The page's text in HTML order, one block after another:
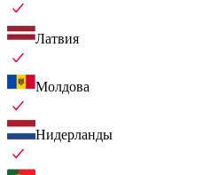
Латвия
Молдова
Нидерланды